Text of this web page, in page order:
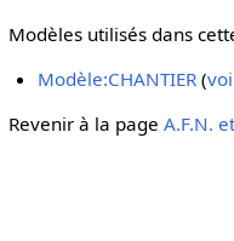
Modèles utilisés dans
Modèle:CHANTIER (
Revenir à la page A.F.N.